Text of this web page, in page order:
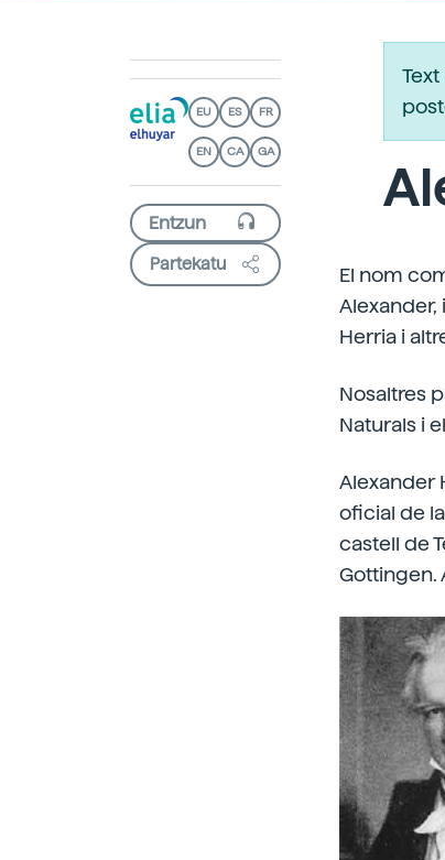
EU ES FR
EN CA GA
Partekatu
El nom
Alexander,
Herria i
Nosaltres
Naturals i
Alexander
oficial de
castell de
Gottingen.